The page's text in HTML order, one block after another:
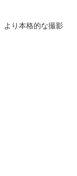
より本格的な撮影